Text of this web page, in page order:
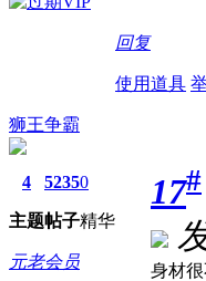
回复
使用道具
狮王争霸
4
主题
5235
帖子
0
精华
元老会员
17#
身材